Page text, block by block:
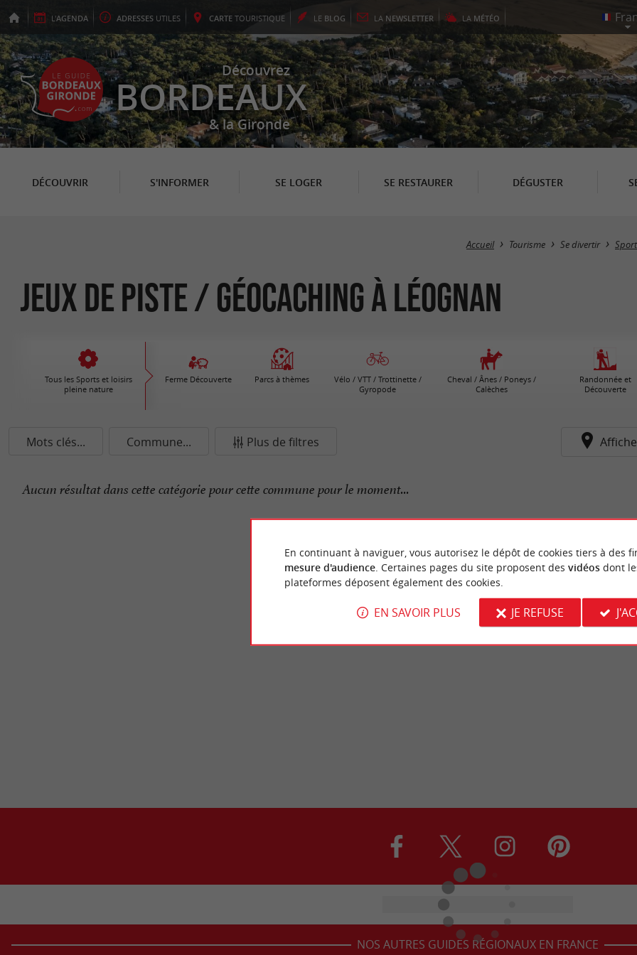
L'AGENDA ADRESSES UTILES CARTE TOURISTIQUE LE BLOG LA NEWSLETTER LA MÉTÉO
Découvrez
BORDEAUX
& la Gironde
DÉCOUVRIR S'INFORMER SE LOGER SE RESTAURER DÉGUSTER
Accueil Tourisme Se divertir
Jeux de piste / Géocaching à Léognan
Tous les Sports et loisirs
pleine nature
Ferme Découverte Parcs à thèmes
Vélo / VTT / Trottinette /
Gyropode
Cheval / Ânes / Poneys /
Calèches
Randonnée et
Découverte
Mots clés... Commune... Plus de filtres
Aucun résultat dans cette catégorie pour cette commune pour le moment...
NOS AUTRES GUIDES RÉGIONAUX EN FRANCE
En continuant à naviguer, vous autorisez le dépôt de cookies tiers à des
mesure d'audience. Certaines pages du site proposent des vidéosdont
plateformes déposent également des cookies.
EN SAVOIR PLUS JE REFUSE